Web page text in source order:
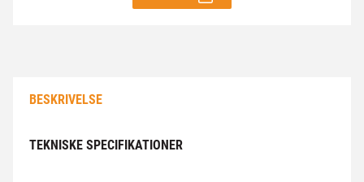
BESKRIVELSE
TEKNISKE SPECIFIKATIONER